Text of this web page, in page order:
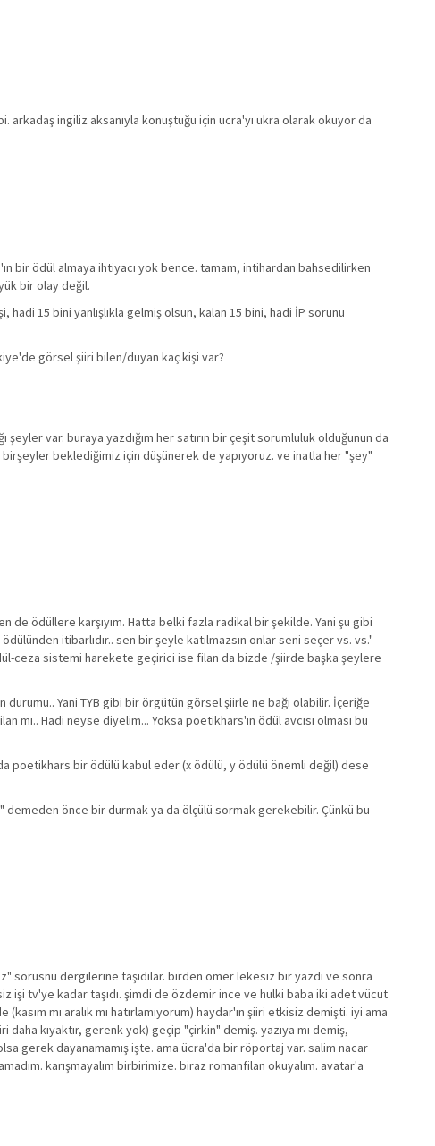
ingiliz aksanıyla konuştuğu için ucra'yı ukra olarak okuyor da
bir ödül almaya ihtiyacı yok bence. tamam, intihardan bahsedilirken
bir olay değil.
hadi 15 bini yanlışlıkla gelmiş olsun, kalan 15 bini, hadi İP sorunu
görsel şiiri bilen/duyan kaç kişi var?
var. buraya yazdığım her satırın bir çeşit sorumluluk olduğunun da
beklediğimiz için düşünerek de yapıyoruz. ve inatla her "şey"
de ödüllere karşıyım. Hatta belki fazla radikal bir şekilde. Yani şu gibi
itibarlıdır.. sen bir şeyle katılmazsın onlar seni seçer vs. vs."
ceza sistemi harekete geçirici ise filan da bizde /şiirde başka şeylere
Yani TYB gibi bir örgütün görsel şiirle ne bağı olabilir. İçeriğe
mı.. Hadi neyse diyelim... Yoksa poetikhars'ın ödül avcısı olması bu
poetikhars bir ödülü kabul eder (x ödülü, y ödülü önemli değil) dese
önce bir durmak ya da ölçülü sormak gerekebilir. Çünkü bu
sorusnu dergilerine taşıdılar. birden ömer lekesiz bir yazdı ve sonra
işi tv'ye kadar taşıdı. şimdi de özdemir ince ve hulki baba iki adet vücut
mı aralık mı hatırlamıyorum) haydar'ın şiiri etkisiz demişti. iyi ama
kıyaktır, gerenk yok) geçip "çirkin" demiş. yazıya mı demiş,
gerek dayanamamış işte. ama ücra'da bir röportaj var. salim nacar
karışmayalım birbirimize. biraz romanfilan okuyalım. avatar'a